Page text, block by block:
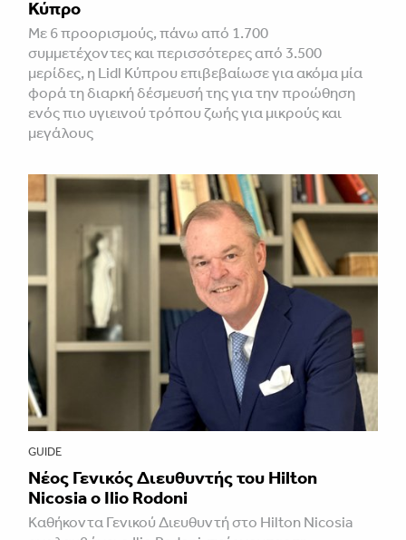
Κύπρο
Με 6 προορισμούς, πάνω από 1.700
συμμετέχοντες και περισσότερες από 3.500
μερίδες, η Lidl Κύπρου επιβεβαίωσε για ακόμα μία
φορά τη διαρκή δέσμευσή της για την προώθηση
ενός πιο υγιεινού τρόπου ζωής για μικρούς και
μεγάλους
GUIDE
Νέος Γενικός Διευθυντής του Hilton
Nicosia ο Ilio Rodoni
Καθήκοντα Γενικού Διευθυντή στο Hilton Nicosia